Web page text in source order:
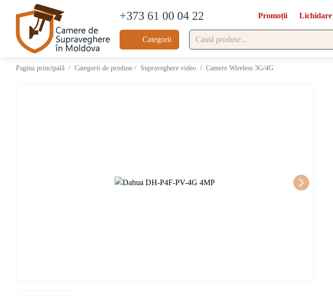
+373 61 00 04 22 Promoții Lichidare
Categorii
Pagina principală / Categorii de produse / Supraveghere video / Camere Wireless 3G/4G